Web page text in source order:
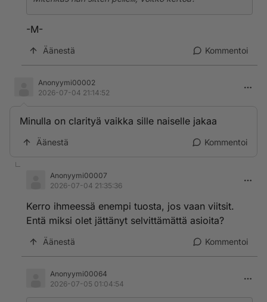
-M-
Äänestä Kommentoi
Anonyymi00002
2026-07-04 21:14:52
Minulla on clarityä vaikka sille naiselle jakaa
Äänestä Kommentoi
Anonyymi00007
2026-07-04 21:35:36
Kerro ihmeessä enempi tuosta, jos vaan viitsit.
Entä miksi olet jättänyt selvittämättä asioita?
Äänestä Kommentoi
Anonyymi00064
2026-07-05 01:04:54